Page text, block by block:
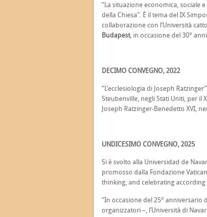
“La situazione economica, sociale
della Chiesa”. È il tema del IX
collaborazione con l’Università
Budapest, in occasione del 30°
DECIMO CONVEGNO, 2022
“L’ecclesiologia di Joseph
Steubenville, negli Stati Uniti, per il
Joseph Ratzinger-Benedetto XVI,
UNDICESIMO CONVEGNO, 2025
Si è svolto alla Universidad de
promosso dalla Fondazione
thinking, and celebrating according
“In occasione del 25°
organizzatori –, l’Università di